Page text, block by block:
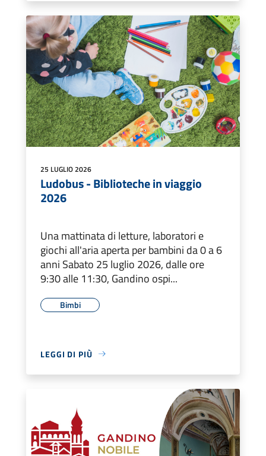
25 LUGLIO 2026
Ludobus - Biblioteche in viaggio
2026
Una mattinata di letture, laboratori e
giochi all'aria aperta per bambini da 0 a 6
anni Sabato 25 luglio 2026, dalle ore
9:30 alle 11:30, Gandino ospi...
Bimbi
LEGGI DI PIÙ